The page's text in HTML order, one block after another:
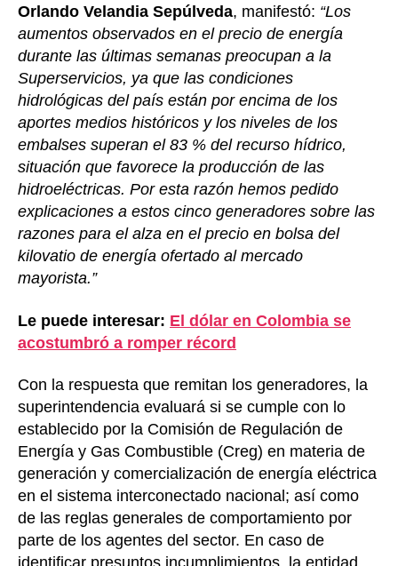
Orlando Velandia Sepúlveda, manifestó: “Los
aumentos observados en el precio de energía
durante las últimas semanas preocupan a la
Superservicios, ya que las condiciones
hidrológicas del país están por encima de los
aportes medios históricos y los niveles de los
embalses superan el 83 % del recurso hídrico,
situación que favorece la producción de las
hidroeléctricas. Por esta razón hemos pedido
explicaciones a estos cinco generadores sobre las
razones para el alza en el precio en bolsa del
kilovatio de energía ofertado al mercado
mayorista.”
Le puede interesar: El dólar en Colombia se
acostumbró a romper récord
Con la respuesta que remitan los generadores, la
superintendencia evaluará si se cumple con lo
establecido por la Comisión de Regulación de
Energía y Gas Combustible (Creg) en materia de
generación y comercialización de energía eléctrica
en el sistema interconectado nacional; así como
de las reglas generales de comportamiento por
parte de los agentes del sector. En caso de